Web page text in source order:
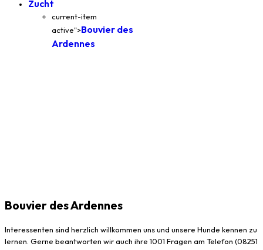
Zucht
current-item
active">Bouvier des
Ardennes
Bouvier des Ardennes
Interessenten sind herzlich willkommen uns und unsere Hunde kennen zu
lernen. Gerne beantworten wir auch ihre 1001 Fragen am Telefon (08251